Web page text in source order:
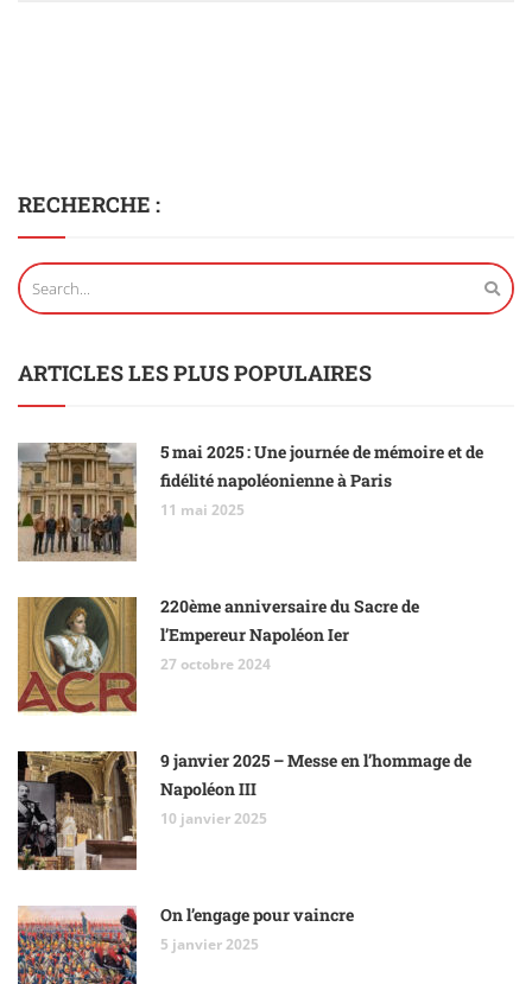
RECHERCHE :
ARTICLES LES PLUS POPULAIRES
5 mai 2025 : Une journée de mémoire et de
fidélité napoléonienne à Paris
11 mai 2025
220ème anniversaire du Sacre de
l’Empereur Napoléon Ier
27 octobre 2024
9 janvier 2025 – Messe en l’hommage de
Napoléon III
10 janvier 2025
On l’engage pour vaincre
5 janvier 2025